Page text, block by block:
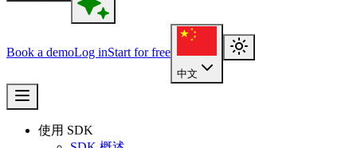
Book a demoLog inStart for free
中文
使用 SDK